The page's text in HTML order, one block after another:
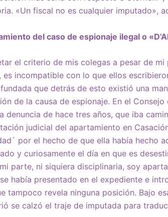
«Un fiscal no es cualquier imputado»,
del caso de espionaje ilegal o
el criterio de mis colegas a pesar de
es incompatible con lo que ellos
que detrás de esto existió una
de la causa de espionaje. En el
denuncia de hace tres años, que iba
judicial del apartamiento en
por el hecho de que ella había hecho
y curiosamente el día en que es
parte, ni siquiera disciplinaria, soy
había presentado en el expediente e
tampoco revela ninguna posición. Bajo
se calzó el traje de imputada para